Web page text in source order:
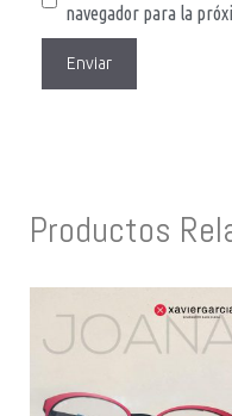
navegador para la
Productos